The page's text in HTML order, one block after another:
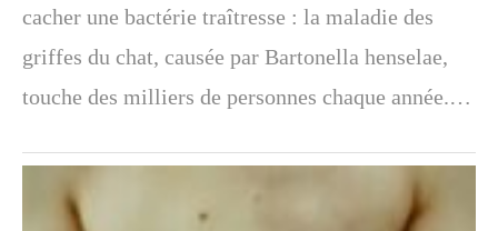
cacher une bactérie traîtresse : la maladie des
griffes du chat, causée par Bartonella henselae,
touche des milliers de personnes chaque année.…